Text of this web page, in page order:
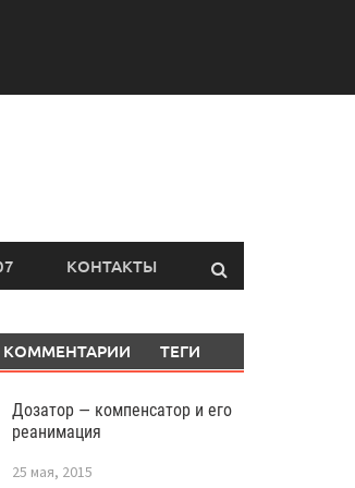
КОНТАКТЫ
КОММЕНТАРИИ ТЕГИ
Дозатор — компенсатор и его
реанимация
25 мая, 2015